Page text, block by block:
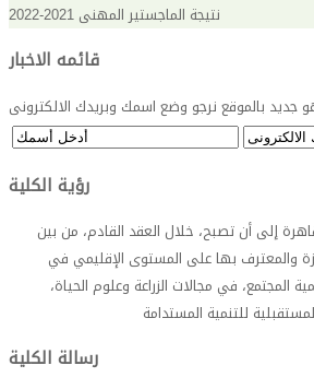
نتيجة الماجستير المهنى 2021-2022
قائمه الاخبار
جديد بالموقع نرجو وضع اسمك وبريدك الالكترونى
رؤية الكلية
إلى أن تصبح، خلال العقد القادم، من بين
والمعترف بها على المستوى الإقليمي في
المجتمع، في مجالات الزراعة وعلوم الحياة،
للتنمية المستدامة